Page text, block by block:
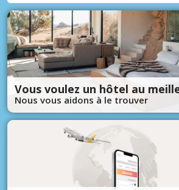
Vous voulez un hôtel au
Nous vous aidons à le trouver